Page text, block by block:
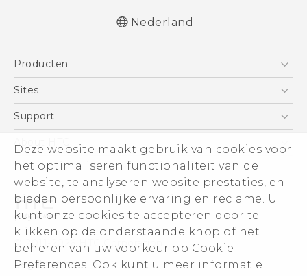
Deze website maakt gebruik van cookies voor
het optimaliseren functionaliteit van de
website, te analyseren website prestaties, en
bieden persoonlijke ervaring en reclame. U
kunt onze cookies te accepteren door te
klikken op de onderstaande knop of het
beheren van uw voorkeur op Cookie
Preferences. Ook kunt u meer informatie
Nederlands - Gids voor veiligheid en
Deutsch - Benutzerhandbuch
Deutsch - Informationen zur Sicherheit und
English - User manual
Safety and regulatory guide
Nederland
Producten
Telefoons
Vive
Accessoires
Sites
HTC Vive
Aan de slag
Support
Support voor eCommerce
About HTC
ESG
Informatie over het bedrijf
Voor beleggers (engels)
Cookie Preferences
Vacatures
Security and Privacy Whitepaper
© 2011-2026 HTC Corporation
Legal terms